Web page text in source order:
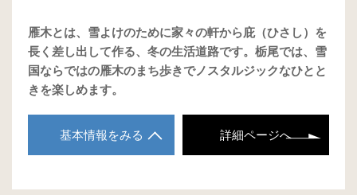
雁木とは、雪よけのために家々の軒から庇（ひさし）を
長く差し出して作る、冬の生活道路です。栃尾では、雪
国ならではの雁木のまち歩きでノスタルジックなひとと
きを楽しめます。
基本情報をみる 詳細ページへ